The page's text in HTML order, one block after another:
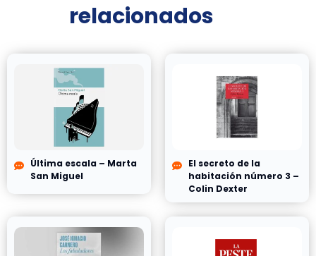
relacionados
Última escala – Marta
San Miguel
El secreto de la
habitación número 3 –
Colin Dexter